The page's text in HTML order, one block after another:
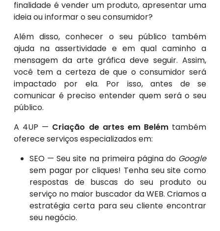
finalidade é vender um produto, apresentar uma
ideia ou informar o seu consumidor?
Além disso, conhecer o seu público também
ajuda na assertividade e em qual caminho a
mensagem da arte gráfica deve seguir. Assim,
você tem a certeza de que o consumidor será
impactado por ela. Por isso, antes de se
comunicar é preciso entender quem será o seu
público.
A 4UP — Criação de artes em Belémtambém
oferece serviços especializados em:
SEO — Seu site na primeira página do Google
sem pagar por cliques! Tenha seu site como
respostas de buscas do seu produto ou
serviço no maior buscador da WEB. Criamos a
estratégia certa para seu cliente encontrar
seu negócio.